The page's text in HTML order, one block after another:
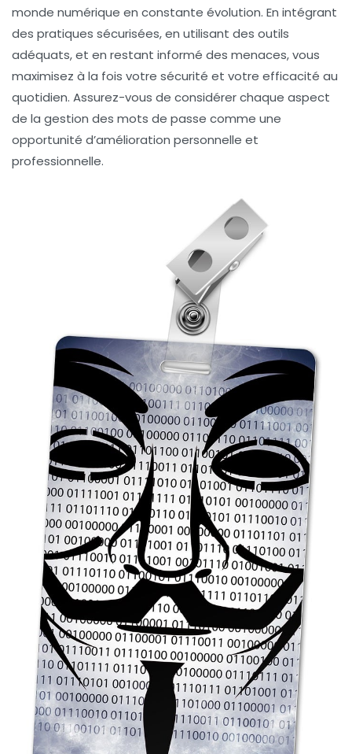
monde numérique en constante évolution. En intégrant
des pratiques sécurisées, en utilisant des outils
adéquats, et en restant informé des menaces, vous
maximisez à la fois votre sécurité et votre efficacité au
quotidien. Assurez-vous de considérer chaque aspect
de la gestion des mots de passe comme une
opportunité d’amélioration personnelle et
professionnelle.